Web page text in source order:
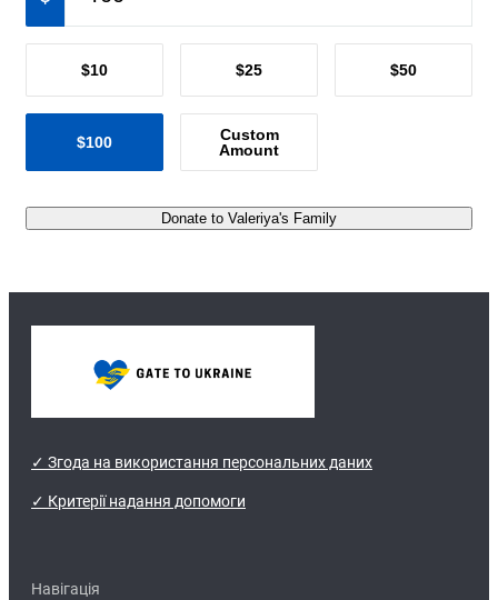
$10 $25 $50
$100
Custom
Amount
Donate to Valeriya's Family
✓ Згода на використання персональних даних
✓ Критерії надання допомоги
Навігація